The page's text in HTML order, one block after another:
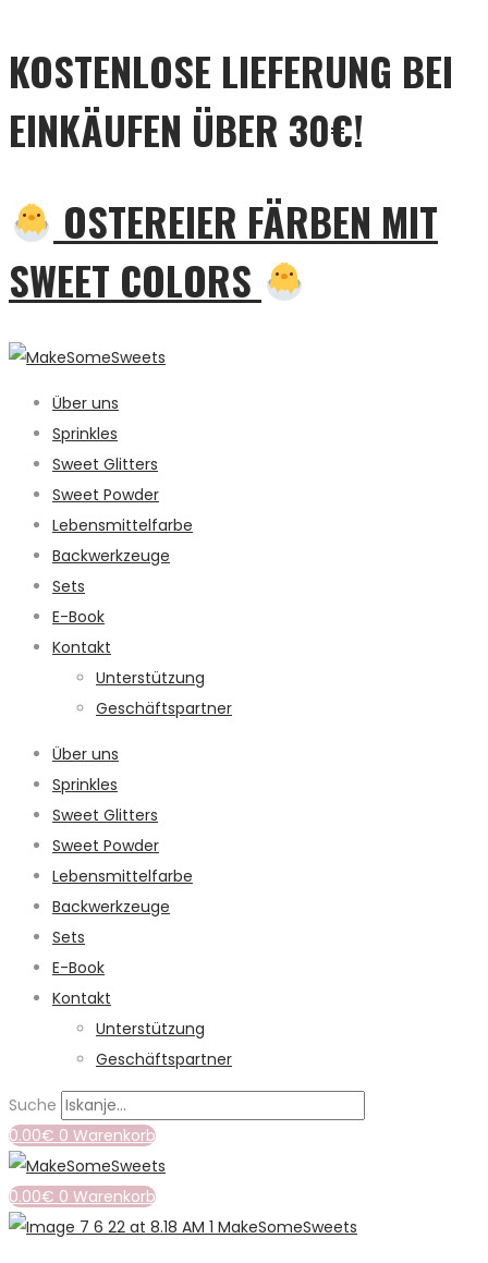
KOSTENLOSE LIEFERUNG BEI
EINKÄUFEN ÜBER 30€!
OSTEREIER FÄRBEN MIT
SWEET COLORS
Über uns
Sprinkles
Sweet Glitters
Sweet Powder
Lebensmittelfarbe
Backwerkzeuge
Sets
E-Book
Kontakt
Unterstützung
Geschäftspartner
Über uns
Sprinkles
Sweet Glitters
Sweet Powder
Lebensmittelfarbe
Backwerkzeuge
Sets
E-Book
Kontakt
Unterstützung
Geschäftspartner
Suche
0.00€ 0 Warenkorb
0.00€ 0 Warenkorb